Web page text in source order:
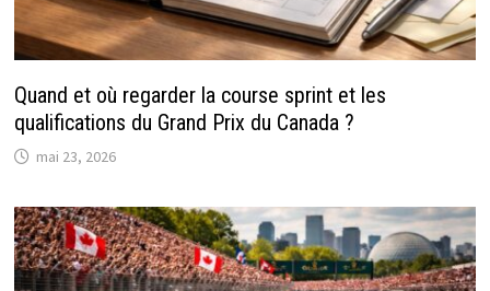
Quand et où regarder la course sprint et les
qualifications du Grand Prix du Canada ?
mai 23, 2026